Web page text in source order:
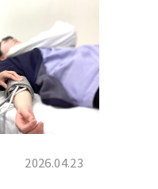
2026.04.23